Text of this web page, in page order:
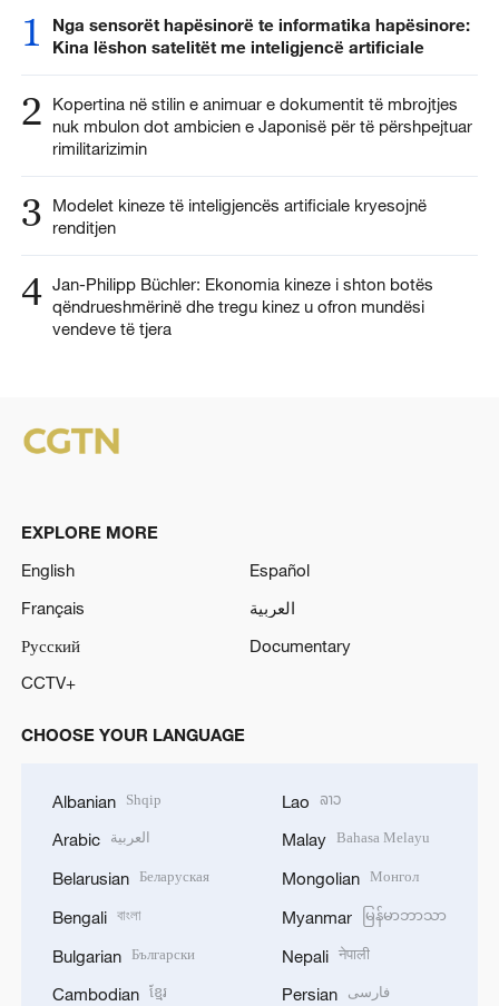
1
Nga sensorët hapësinorë te informatika hapësinore:
Kina lëshon satelitët me inteligjencë artificiale
2
Kopertina në stilin e animuar e dokumentit të mbrojtjes
nuk mbulon dot ambicien e Japonisë për të përshpejtuar
rimilitarizimin
3
Modelet kineze të inteligjencës artificiale kryesojnë
renditjen
4 Jan-Philipp Büchler: Ekonomia kineze i shton botës
qëndrueshmërinë dhe tregu kinez u ofron mundësi
vendeve të tjera
EXPLORE MORE
English
Español
Français
العربية
Русский
Documentary
CCTV+
CHOOSE YOUR LANGUAGE
Albanian Shqip
Arabic العربية
Belarusian Беларуская
Bengali বাংলা
Bulgarian Български
Cambodian ខ្មែរ
Lao ລາວ
Malay Bahasa Melayu
Mongolian Монгол
Myanmar မြန်မာဘာသာ
Nepali नेपाली
Persian فارسی